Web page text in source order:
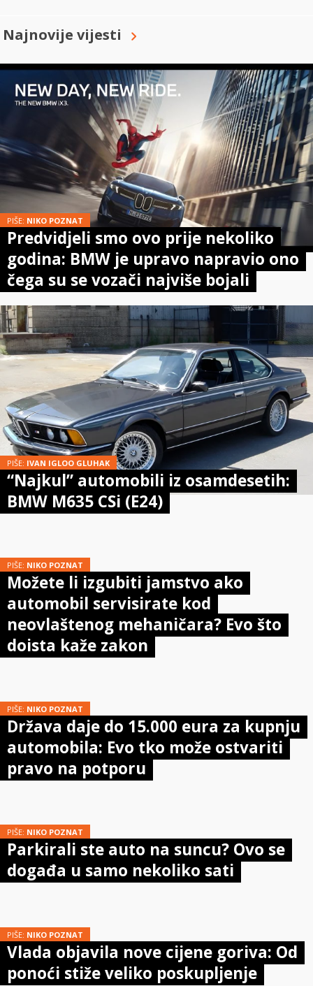
Najnovije vijesti
PIŠE: NIKO POZNAT
Predvidjeli smo ovo prije nekoliko
godina: BMW je upravo napravio ono
čega su se vozači najviše bojali
PIŠE: IVAN IGLOO GLUHAK
“Najkul” automobili iz osamdesetih:
BMW M635 CSi (E24)
PIŠE: NIKO POZNAT
Možete li izgubiti jamstvo ako
automobil servisirate kod
neovlaštenog mehaničara? Evo što
doista kaže zakon
PIŠE: NIKO POZNAT
Država daje do 15.000 eura za kupnju
automobila: Evo tko može ostvariti
pravo na potporu
PIŠE: NIKO POZNAT
Parkirali ste auto na suncu? Ovo se
događa u samo nekoliko sati
PIŠE: NIKO POZNAT
Vlada objavila nove cijene goriva: Od
ponoći stiže veliko poskupljenje